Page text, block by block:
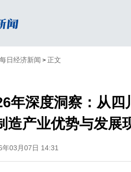
每日经济新闻 > 正文
年深度洞察：从
造产业优势与发展
年03月07日 14:31